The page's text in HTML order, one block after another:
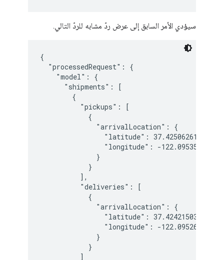
سيؤدي الأمر السابق إلى عرض ردّ مشابه للردّ التالي.
{
  "processedRequest": {
    "model": {
      "shipments": [
        {
          "pickups": [
            {
              "arrivalLocation": {
"latitude":
"longitude": -
              }
            }
          ],
          "deliveries": [
            {
              "arrivalLocation": {
"latitude":
"longitude": -
              }
            }
          ]